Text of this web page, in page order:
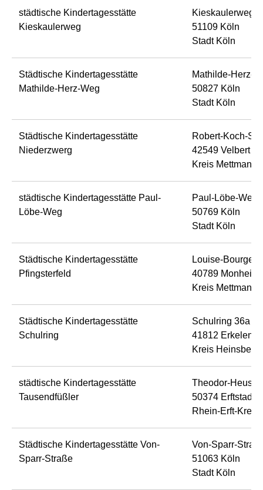
städtische Kindertagesstätte
Kieskaulerweg
Kieskaulerweg
51109 Köln
Stadt Köln
Städtische Kindertagesstätte
Mathilde-Herz-Weg
Mathilde-Herz-
50827 Köln
Stadt Köln
Städtische Kindertagesstätte
Niederzwerg
Robert-Koch-
42549 Velbert
Kreis Mettmann
städtische Kindertagesstätte Paul-
Löbe-Weg
Paul-Löbe-Weg
50769 Köln
Stadt Köln
Städtische Kindertagesstätte
Pfingsterfeld
Louise-
40789 Monheim
Kreis Mettmann
Städtische Kindertagesstätte
Schulring
Schulring 36a
41812 Erkelenz
Kreis Heinsberg
städtische Kindertagesstätte
Tausendfüßler
Theodor-Heuss-
50374 Erftstadt
Rhein-Erft-Kreis
Städtische Kindertagesstätte Von-
Sparr-Straße
Von-Sparr-
51063 Köln
Stadt Köln